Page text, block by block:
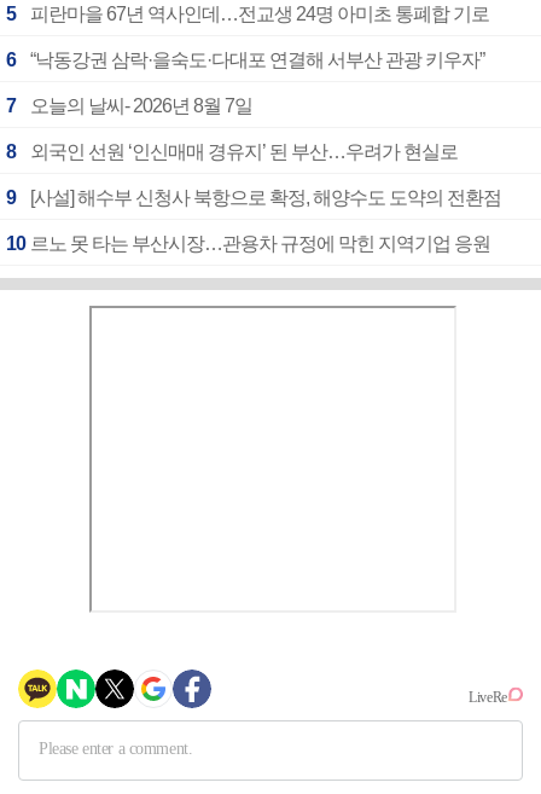
5 피란마을 67년 역사인데…전교생 24명 아미초 통폐합 기로
6 “낙동강권 삼락·을숙도·다대포 연결해 서부산 관광 키우자”
7 오늘의 날씨- 2026년 8월 7일
8 외국인 선원 ‘인신매매 경유지’ 된 부산…우려가 현실로
9 [사설] 해수부 신청사 북항으로 확정, 해양수도 도약의 전환점
10 르노 못 타는 부산시장…관용차 규정에 막힌 지역기업 응원